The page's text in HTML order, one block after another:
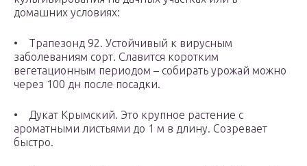
домашних условиях:
• Трапезонд 92. Устойчивый к вирусным
заболеваниям сорт. Славится коротким
вегетационным периодом – собирать урожай можно
через 100 дн после посадки.
• Дукат Крымский. Это крупное растение с
ароматными листьями до 1 м в длину. Созревает
быстро.